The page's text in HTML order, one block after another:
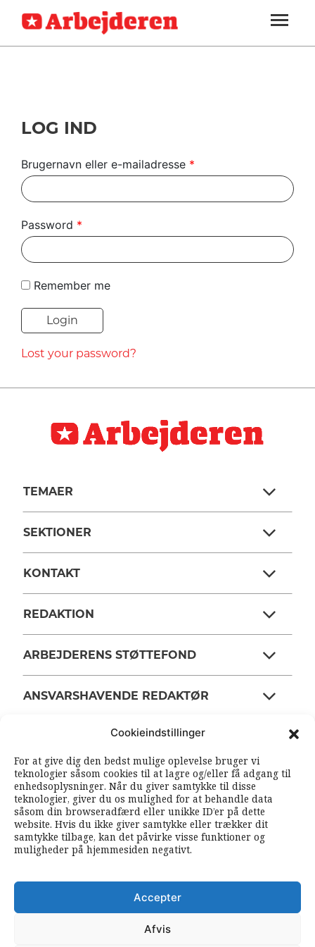
Cookieindstillinger
For at give dig den bedst mulige oplevelse bruger vi
teknologier såsom cookies til at lagre og/eller få adgang til
enhedsoplysninger. Når du giver samtykke til disse
teknologier, giver du os mulighed for at behandle data
såsom din browseradfærd eller unikke ID’er på dette
website. Hvis du ikke giver samtykke eller trækker dit
samtykke tilbage, kan det påvirke visse funktioner og
muligheder på hjemmesiden negativt.
Accepter
Afvis
SEKTIONER
ARBEJDEREN
MENER
UDLAND
DEBAT
TIL
NAVNE
HISTORIE
TEORI
SOUNDCLOUD
ABONNER
LOG IND
LOG IND
Brugernavn eller e-mailadresse *
Password *
Remember me
Lost your password?
TEMAER
SEKTIONER
KONTAKT
REDAKTION
ARBEJDERENS STØTTEFOND
ANSVARSHAVENDE REDAKTØR
SOUNDCLOUD RSS FEEDS
FØLG ARBEJDEREN